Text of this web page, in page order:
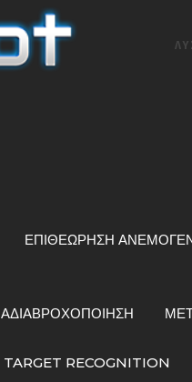
ΕΠΙΘΕΏΡΗΣΗ
ΑΔΙΑΒΡΟΧΟΠΟΊΗΣΗ
RECOGNITION